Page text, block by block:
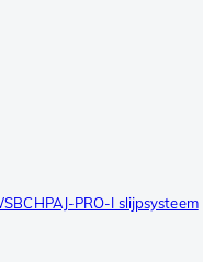
PRO-I slijpsysteem